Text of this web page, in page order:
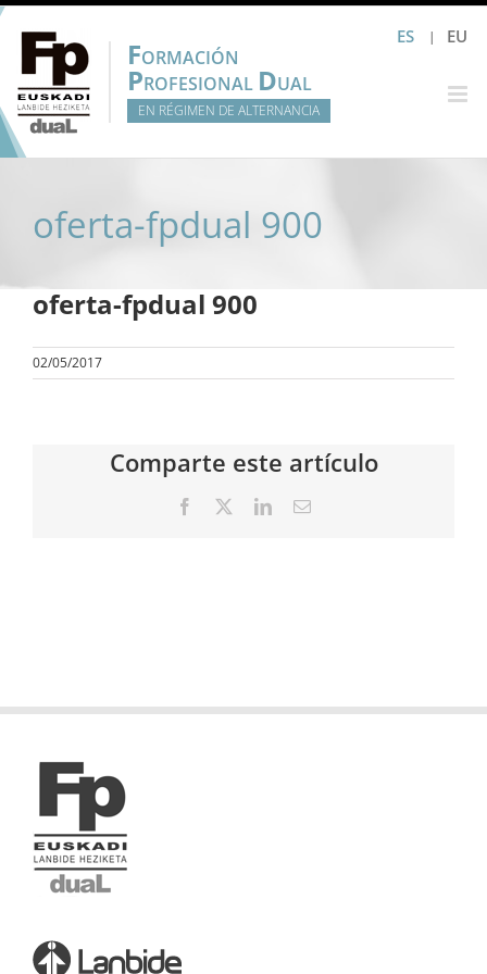
Saltar
contenido
ES EU
FORMACIÓN
PROFESIONAL DUAL
EN RÉGIMEN DE ALTERNANCIA
oferta-fpdual 900
oferta-fpdual 900
02/05/2017
Comparte este artículo
Facebook LinkedInCorreo